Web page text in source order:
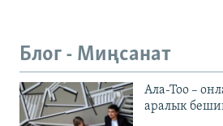
Блог - Миңсанат
Ала-Тоо –
аралык